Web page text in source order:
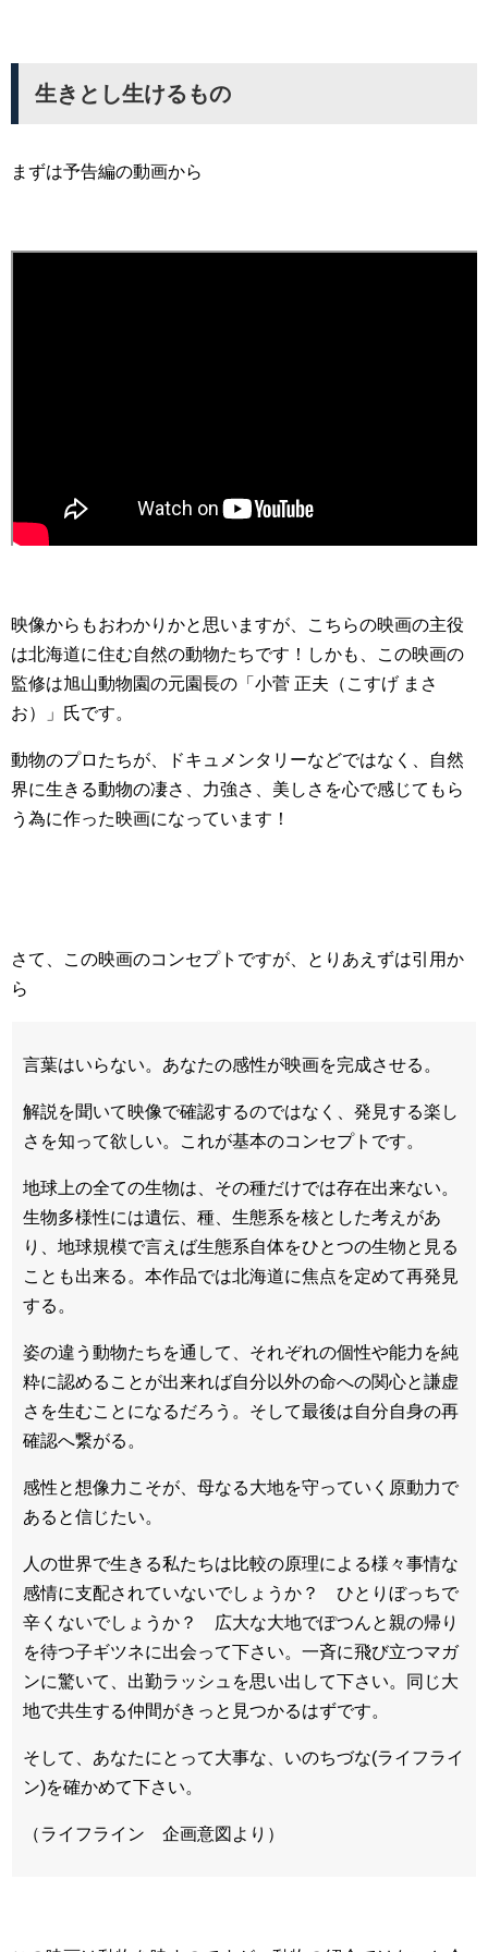
生きとし生けるもの
まずは予告編の動画から
映像からもおわかりかと思いますが、こちらの映画の主役
は北海道に住む自然の動物たちです！しかも、この映画の
監修は旭山動物園の元園長の「小菅 正夫（こすげ まさ
お）」氏です。
動物のプロたちが、ドキュメンタリーなどではなく、自然
界に生きる動物の凄さ、力強さ、美しさを心で感じてもら
う為に作った映画になっています！
さて、この映画のコンセプトですが、とりあえずは引用か
ら
言葉はいらない。あなたの感性が映画を完成させる。
解説を聞いて映像で確認するのではなく、発見する楽し
さを知って欲しい。これが基本のコンセプトです。
地球上の全ての生物は、その種だけでは存在出来ない。
生物多様性には遺伝、種、生態系を核とした考えがあ
り、地球規模で言えば生態系自体をひとつの生物と見る
ことも出来る。本作品では北海道に焦点を定めて再発見
する。
姿の違う動物たちを通して、それぞれの個性や能力を純
粋に認めることが出来れば自分以外の命への関心と謙虚
さを生むことになるだろう。そして最後は自分自身の再
確認へ繋がる。
感性と想像力こそが、母なる大地を守っていく原動力で
あると信じたい。
人の世界で生きる私たちは比較の原理による様々事情な
感情に支配されていないでしょうか？ ひとりぼっちで
辛くないでしょうか？ 広大な大地でぽつんと親の帰り
を待つ子ギツネに出会って下さい。一斉に飛び立つマガ
ンに驚いて、出勤ラッシュを思い出して下さい。同じ大
地で共生する仲間がきっと見つかるはずです。
そして、あなたにとって大事な、いのちづな(ライフライ
ン)を確かめて下さい。
（ライフライン 企画意図より）